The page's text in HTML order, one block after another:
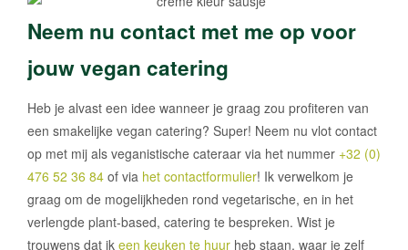
Neem nu contact met me op voor
jouw vegan catering
Heb je alvast een idee wanneer je graag zou profiteren van
een smakelijke vegan catering? Super! Neem nu vlot contact
op met mij als veganistische cateraar via het nummer +32 (0)
476 52 36 84 of via het contactformulier! Ik verwelkom je
graag om de mogelijkheden rond vegetarische, en in het
verlengde plant-based, catering te bespreken. Wist je
trouwens dat ik een keuken te huur heb staan, waar je zelf